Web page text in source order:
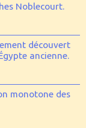
Noblecourt.
découvert
ancienne.
monotone des